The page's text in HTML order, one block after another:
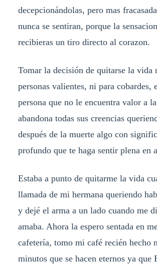
decepcionándolas, pero mas
nunca se sentiran, porque la
recibieras un tiro directo al corazon.
Tomar la decisión de quitarse la vida
personas valientes, ni para cobardes,
persona que no le encuentra valor a
abandona todas sus creencias
después de la muerte algo con
profundo que te haga sentir plena en
Estaba a punto de quitarme la vida
llamada de mi hermana queriendo
y dejé el arma a un lado cuando me
amaba. Ahora la espero sentada en
cafetería, tomo mi café recién hecho
minutos que se hacen eternos ya que